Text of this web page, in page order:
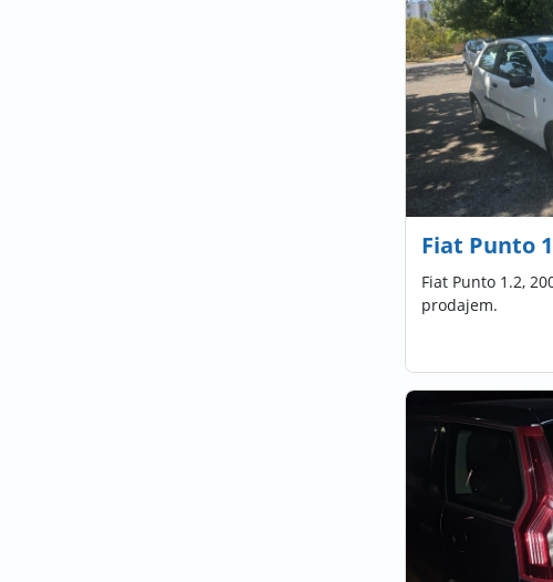
Fiat Punto
Fiat Punto 1.2,
prodajem.